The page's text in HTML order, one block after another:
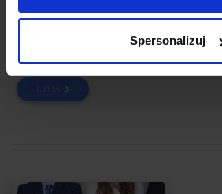
Spersonalizuj
Chciałbyś mieć firmę słynącą ze świetnej
do której ustawiają się kolejki
Firmę, o której krążą legendy? Firmę,
zespołowi zostawia konkurencję daleko w
CZYTAJ